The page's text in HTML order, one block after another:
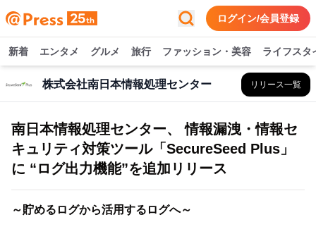
ログイン/会員登録
新着 エンタメ グルメ 旅行 ファッション・美容 ライフスタ
株式会社南日本情報処理センター リリース一覧
南日本情報処理センター、 情報漏洩・情報セ
キュリティ対策ツール「SecureSeed Plus」
に “ログ出力機能”を追加リリース
～貯めるログから活用するログへ～